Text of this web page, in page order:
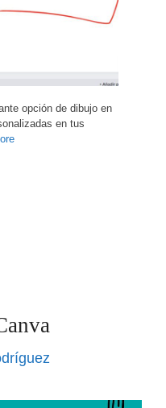
opción de dibujo en
en tus